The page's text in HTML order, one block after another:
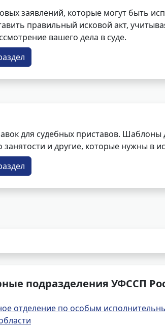
заявлений, которые могут быть
правильный исковой акт,
вашего дела в суде.
для судебных приставов. Шаблоны
и другие, которые нужны в
подразделения УФССП
отделение по особым